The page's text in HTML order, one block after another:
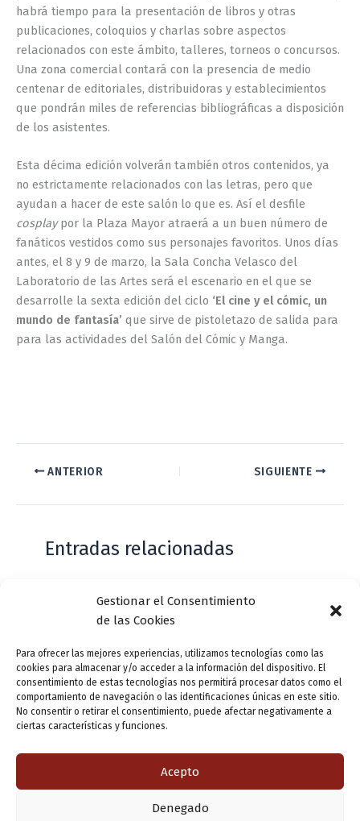
Gestionar el Consentimiento
de las Cookies
Para ofrecer las mejores experiencias, utilizamos tecnologías como las
cookies para almacenar y/o acceder a la información del dispositivo. El
consentimiento de estas tecnologías nos permitirá procesar datos como el
comportamiento de navegación o las identificaciones únicas en este sitio.
No consentir o retirar el consentimiento, puede afectar negativamente a
ciertas características y funciones.
Acepto
Denegado
habrá tiempo para la presentación de libros y otras
publicaciones, coloquios y charlas sobre aspectos
relacionados con este ámbito, talleres, torneos o concursos.
Una zona comercial contará con la presencia de medio
centenar de editoriales, distribuidoras y establecimientos
que pondrán miles de referencias bibliográficas a disposición
de los asistentes.
Esta décima edición volverán también otros contenidos, ya
no estrictamente relacionados con las letras, pero que
ayudan a hacer de este salón lo que es. Así el desfile
cosplaypor la Plaza Mayor atraerá a un buen número de
fanáticos vestidos como sus personajes favoritos. Unos días
antes, el 8 y 9 de marzo, la Sala Concha Velasco del
Laboratorio de las Artes será el escenario en el que se
desarrolle la sexta edición del ciclo ‘El cine y el cómic, un
mundo de fantasía’ que sirve de pistoletazo de salida para
para las actividades del Salón del Cómic y Manga.
ANTERIOR SIGUIENTE
Entradas relacionadas
Casa de Zorrilla conmemorarán el 168
aniversario del estreno de Don Juan
Tenorio
Deja un comentario /Actualidad/ PorVLLensutinta
Actualidad / Por